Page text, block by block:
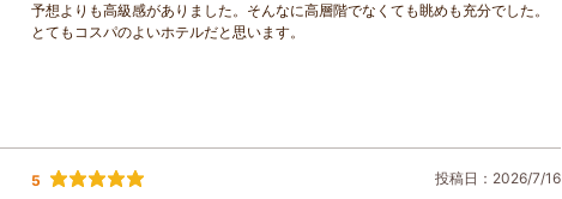
予想よりも高級感がありました。そんなに高層階でなくても眺めも充分でした。
とてもコスパのよいホテルだと思います。
5
投稿日：2026/7/16